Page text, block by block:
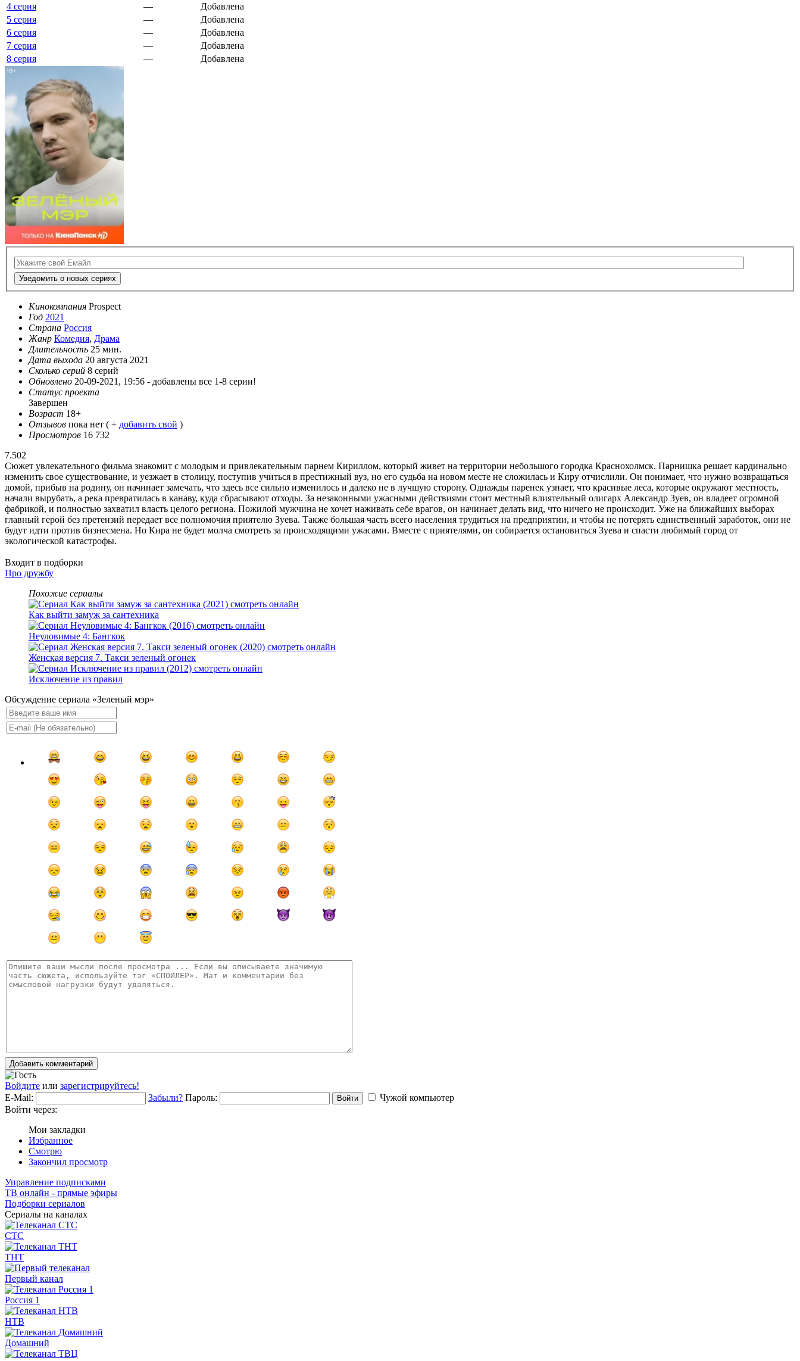
4 серия
—
Добавлена
5 серия
—
Добавлена
6 серия
—
Добавлена
7 серия
—
Добавлена
8 серия
— Добавлена
Уведомить о новых сериях
Кинокомпания Prospect
Год 2021
Страна Россия
Жанр Комедия, Драма
Длительность 25 мин.
Дата выхода 20 августа 2021
Сколько серий 8 серий
Обновлено 20-09-2021, 19:56 - добавлены все 1-8 серии!
Статус проекта
Завершен
Возраст 18+
Отзывов пока нет ( + добавить свой )
Просмотров 16 732
7.502
Сюжет увлекательного фильма знакомит с молодым и привлекательным парнем Кириллом, который живет на территории небольшого городка Краснохолмск. Парнишка решает кардинально
изменить свое существование, и уезжает в столицу, поступив учиться в престижный вуз, но его судьба на новом месте не сложилась и Киру отчислили. Он понимает, что нужно возвращаться
домой, прибыв на родину, он начинает замечать, что здесь все сильно изменилось и далеко не в лучшую сторону. Однажды паренек узнает, что красивые леса, которые окружают местность,
начали вырубать, а река превратилась в канаву, куда сбрасывают отходы. За незаконными ужасными действиями стоит местный влиятельный олигарх Александр Зуев, он владеет огромной
фабрикой, и полностью захватил власть целого региона. Пожилой мужчина не хочет наживать себе врагов, он начинает делать вид, что ничего не происходит. Уже на ближайших выборах
главный герой без претензий передает все полномочия приятелю Зуева. Также большая часть всего населения трудиться на предприятии, и чтобы не потерять единственный заработок, они не
будут идти против бизнесмена. Но Кира не будет молча смотреть за происходящими ужасами. Вместе с приятелями, он собирается остановиться Зуева и спасти любимый город от
экологической катастрофы.
Входит в подборки
Про дружбу
Похожие сериалы
Как выйти замуж за сантехника
Неуловимые 4: Бангкок
Женская версия 7. Такси зеленый огонек
Исключение из правил
Обсуждение сериала «Зеленый мэр»
Добавить комментарий
Войдите или зарегистрируйтесь!
E-Mail:
Забыли? Пароль: Войти
Чужой компьютер
Войти через:
Мои закладки
Избранное
Смотрю
Закончил просмотр
Управление подписками
ТВ онлайн - прямые эфиры
Подборки сериалов
Сериалы на каналах
СТС
ТНТ
Первый канал
Россия 1
НТВ
Домашний